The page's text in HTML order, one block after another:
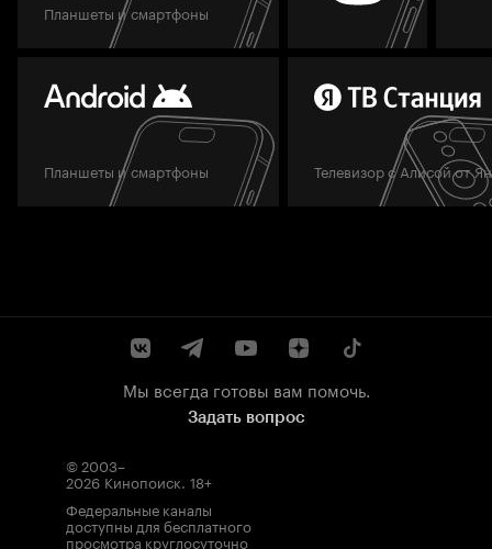
Планшеты и смартфоны
Планшеты и смартфоны Телевизор с Алисой от
Мы всегда готовы вам помочь.
Задать вопрос
© 2003–
2026 Кинопоиск. 18+
Федеральные каналы
доступны для бесплатного
просмотра круглосуточно